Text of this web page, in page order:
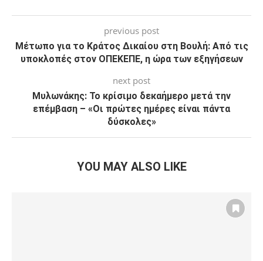
previous post
Μέτωπο για το Κράτος Δικαίου στη Βουλή: Από τις
υποκλοπές στον ΟΠΕΚΕΠΕ, η ώρα των εξηγήσεων
next post
Μυλωνάκης: Το κρίσιμο δεκαήμερο μετά την
επέμβαση – «Οι πρώτες ημέρες είναι πάντα
δύσκολες»
YOU MAY ALSO LIKE